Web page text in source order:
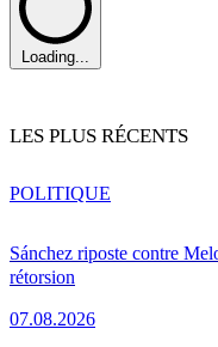
Loading...
LES PLUS RÉCENTS
Sánchez riposte contre
rétorsion
07.08.2026
POLITIQUE